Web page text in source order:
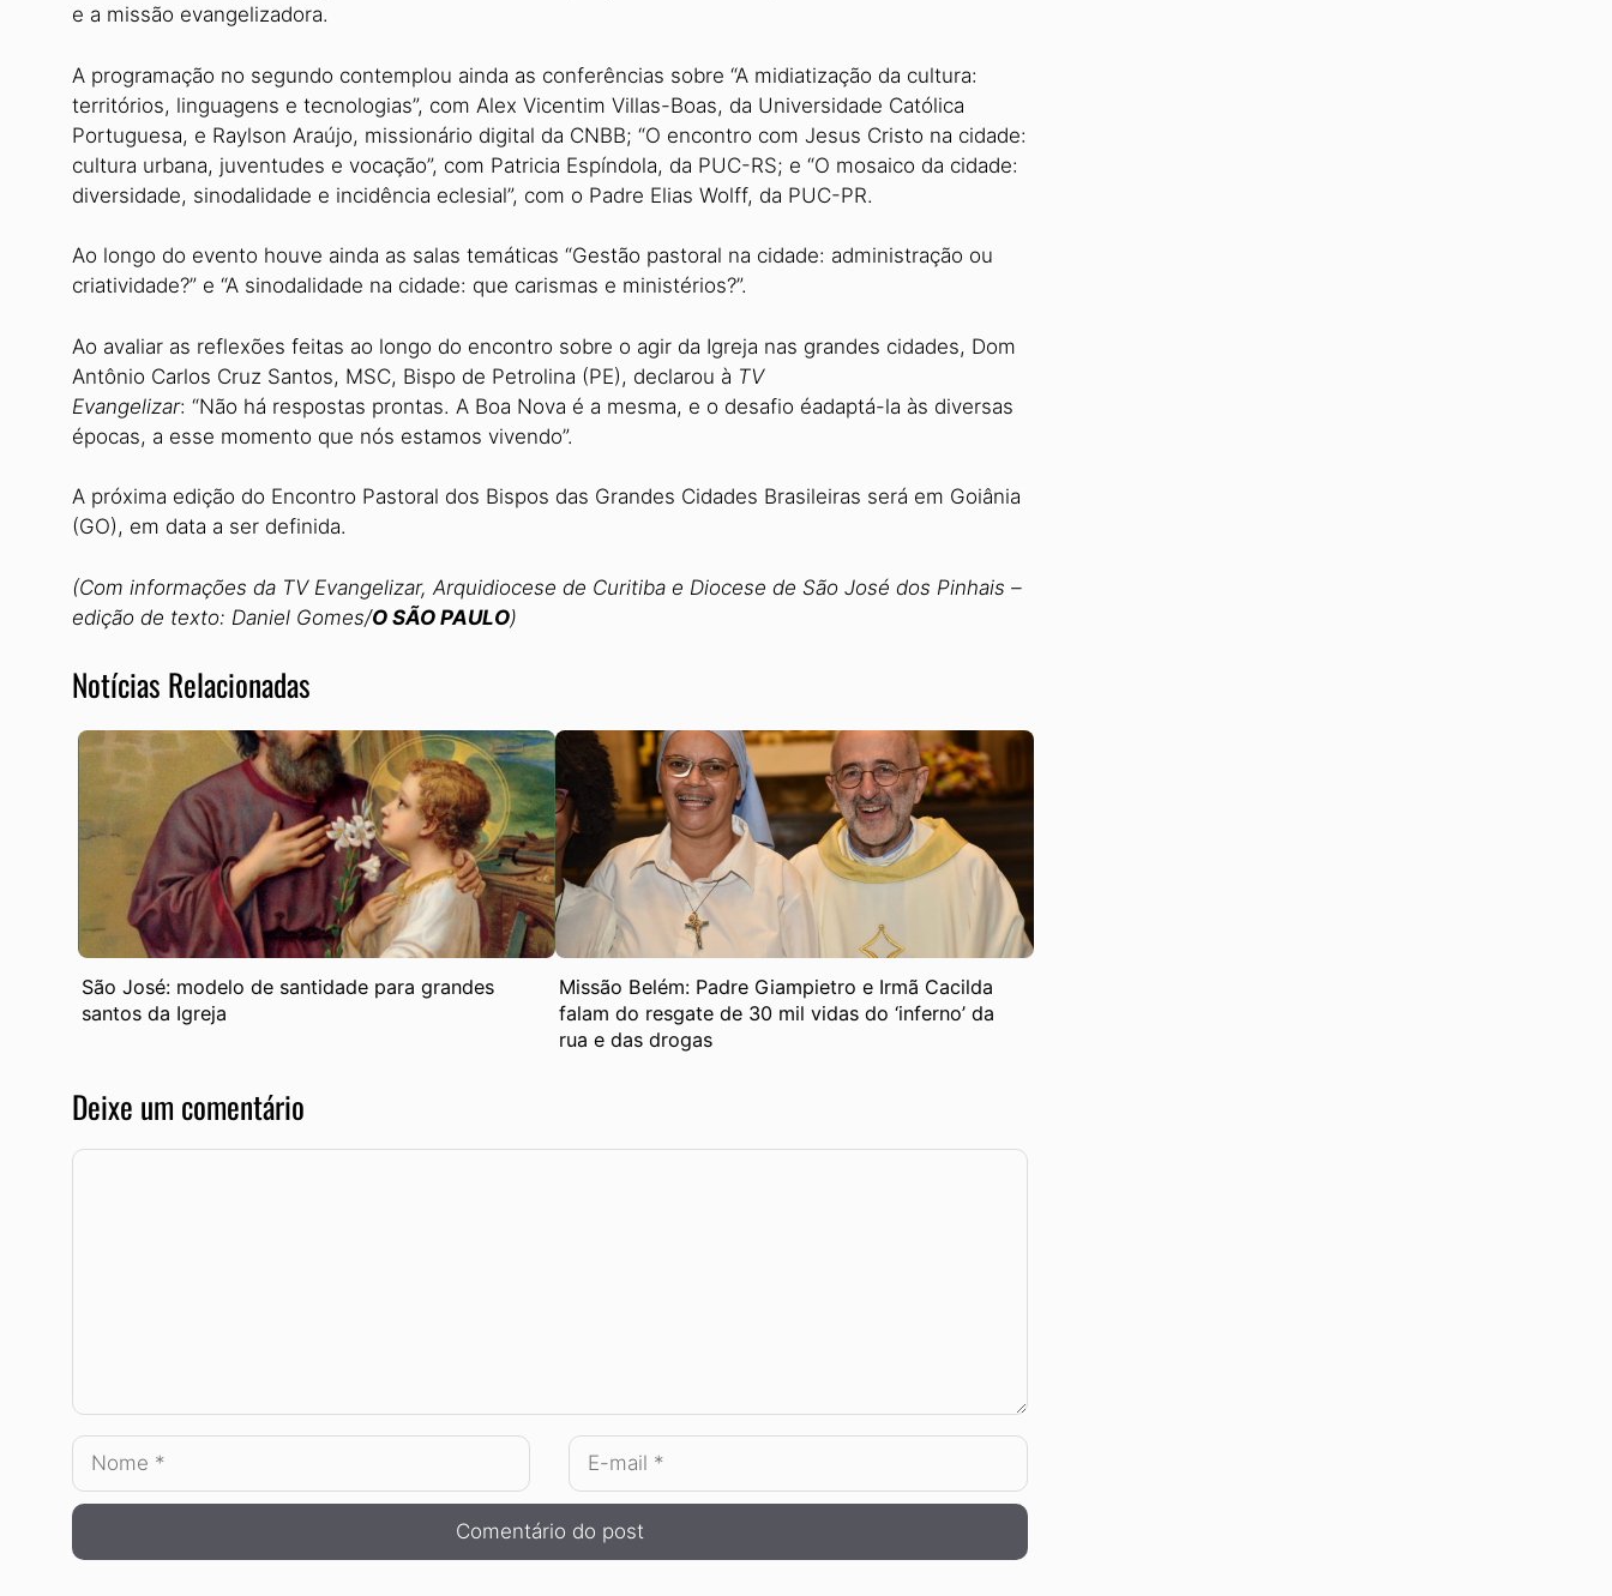
e a missão evangelizadora.
A programação no segundo contemplou ainda as conferências sobre “A midiatização da cultura:
territórios, linguagens e tecnologias”, com Alex Vicentim Villas-Boas, da Universidade Católica
Portuguesa, e Raylson Araújo, missionário digital da CNBB; “O encontro com Jesus Cristo na cidade:
cultura urbana, juventudes e vocação”, com Patricia Espíndola, da PUC-RS; e “O mosaico da cidade:
diversidade, sinodalidade e incidência eclesial”, com o Padre Elias Wolff, da PUC-PR.
Ao longo do evento houve ainda as salas temáticas “Gestão pastoral na cidade: administração ou
criatividade?” e “A sinodalidade na cidade: que carismas e ministérios?”.
Ao avaliar as reflexões feitas ao longo do encontro sobre o agir da Igreja nas grandes cidades, Dom
Antônio Carlos Cruz Santos, MSC, Bispo de Petrolina (PE), declarou à TV
Evangelizar: “Não há respostas prontas. A Boa Nova é a mesma, e o desafio éadaptá-la às diversas
épocas, a esse momento que nós estamos vivendo”.
A próxima edição do Encontro Pastoral dos Bispos das Grandes Cidades Brasileiras será em Goiânia
(GO), em data a ser definida.
(Com informações da TV Evangelizar, Arquidiocese de Curitiba e Diocese de São José dos Pinhais –
edição de texto: Daniel Gomes/O SÃO PAULO)
Notícias Relacionadas
São José: modelo de santidade para grandes
santos da Igreja
Missão Belém: Padre Giampietro e Irmã Cacilda
falam do resgate de 30 mil vidas do ‘inferno’ da
rua e das drogas
Deixe um comentário
Comentário
Nome
E-
mail